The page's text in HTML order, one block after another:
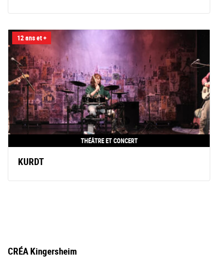
12 ans et +
THÉÂTRE ET CONCERT
KURDT
CRÉA Kingersheim